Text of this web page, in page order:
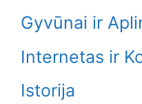
Gyvūnai ir
Internetas ir
Istorija